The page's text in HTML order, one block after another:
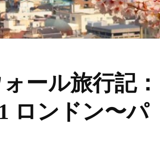
ール旅行記：
ロンドン〜パ